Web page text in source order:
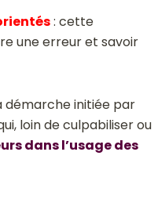
: cette
une erreur et savoir
démarche initiée par
loin de culpabiliser ou
dans l’usage des